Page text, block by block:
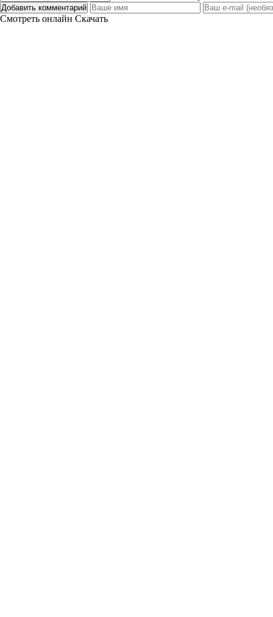
Добавить комментарий
Смотреть онлайн Скачать